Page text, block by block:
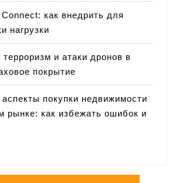
как внедрить для
нагрузки
и атаки дронов в
покрытие
покупки недвижимости
рынке: как избежать ошибок и